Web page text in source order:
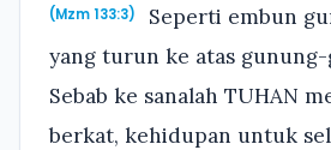
(Mzm 133:3)
Seperti embun
yang turun ke atas
Sebab ke sanalah TUHAN
berkat, kehidupan untuk